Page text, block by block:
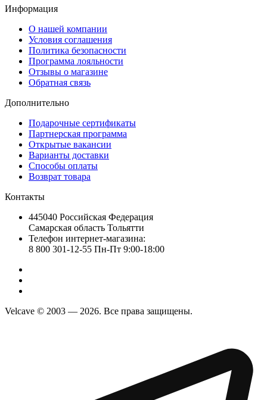
Информация
О нашей компании
Условия соглашения
Политика безопасности
Программа лояльности
Отзывы о магазине
Обратная связь
Дополнительно
Подарочные сертификаты
Партнерская программа
Открытые вакансии
Варианты доставки
Способы оплаты
Возврат товара
Контакты
445040 Российская Федерация
Самарская область Тольятти
Телефон интернет-магазина:
8 800 301-12-55 Пн-Пт 9:00-18:00
Velcave © 2003 — 2026. Все права защищены.